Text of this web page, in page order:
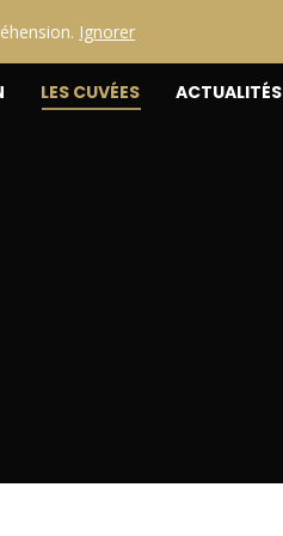
LES CUVÉES ACTUALITÉS
Ignorer